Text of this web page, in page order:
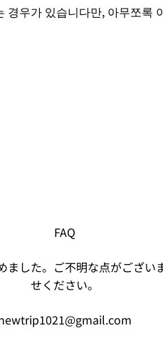
우가 있습니다만, 아무쪼록
FAQ
ました。ご不明な点がござい
せください。